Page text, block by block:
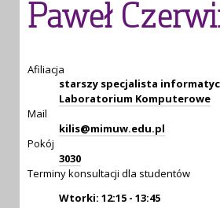
Paweł
Afiliacja
starszy specjalista
Laboratorium Komputerowe
Mail
kilis@mimuw.edu.pl
Pokój
3030
Terminy konsultacji dla studentów
Wtorki: 12:15 - 13:45